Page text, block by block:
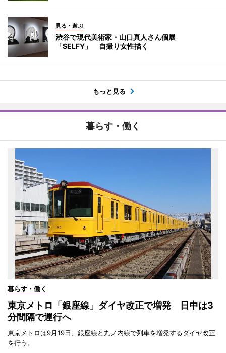
見る・遊ぶ
渋谷で現代美術家・山口真人さん個展
「SELFY」 自撮り女性描く
もっと見る
暮らす・働く
暮らす・働く
東京メトロ「銀座線」ダイヤ改正で増発 日中は3
分間隔で運行へ
東京メトロは9月19日、銀座線と丸ノ内線で列車を増発するダイヤ改正
を行う。